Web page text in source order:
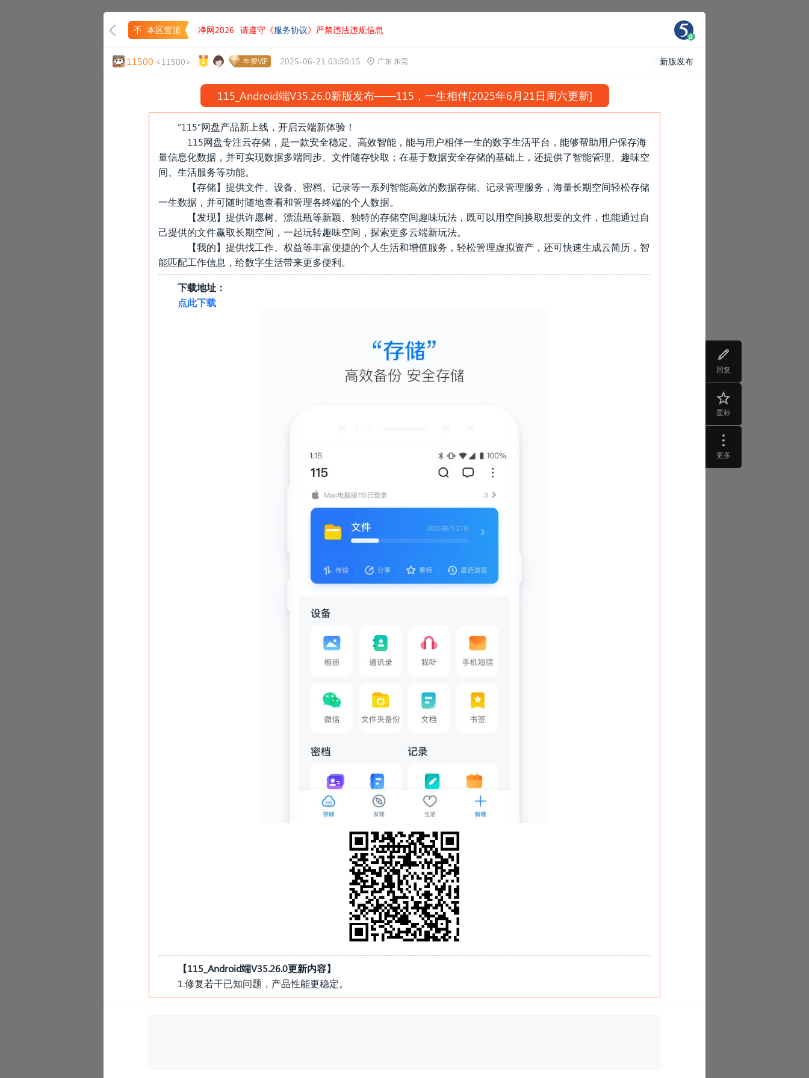
回复
星标
更多
本区置顶 净网2026 请遵守《服务协议》严禁违法违规信息
11500 <11500> 年费VIP 2025-06-21 03:50:15 广东 东莞 新版发布
115_ Android端V35.26.0新版发布——115，一生相伴[2025年6月21日周六更新]
“115”网盘产品新上线，开启云端新体验！
115网盘专注云存储，是一款安全稳定、高效智能，能与用户相伴一生的数字生活平台，能够帮助用户保存海
量信息化数据，并可实现数据多端同步、文件随存快取；在基于数据安全存储的基础上，还提供了智能管理、趣味空
间、生活服务等功能。
【存储】提供文件、设备、密档、记录等一系列智能高效的数据存储、记录管理服务，海量长期空间轻松存储
一生数据，并可随时随地查看和管理各终端的个人数据。
【发现】提供许愿树、漂流瓶等新颖、独特的存储空间趣味玩法，既可以用空间换取想要的文件，也能通过自
己提供的文件赢取长期空间，一起玩转趣味空间，探索更多云端新玩法。
【我的】提供找工作、权益等丰富便捷的个人生活和增值服务，轻松管理虚拟资产，还可快速生成云简历，智
能匹配工作信息，给数字生活带来更多便利。
下载地址：
点此下载
【115_Android端V35.26.0更新内容】
1.修复若干已知问题，产品性能更稳定。